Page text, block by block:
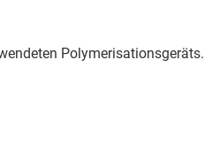
Polymerisationsgeräts.